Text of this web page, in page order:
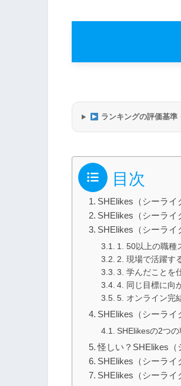
ランキングの評価基準
目次
SHElikes（シーライ
SHElikes（シーライ
SHElikes（シーライ
1. 50以上の職種
2. 現場で活躍す
3. 学んだことを
4. 同じ目標に向
5. オンライン完
SHElikes（シーライ
SHElikesの2つ
怪しい？SHElikes（
SHElikes（シーライ
SHElikes（シーライ